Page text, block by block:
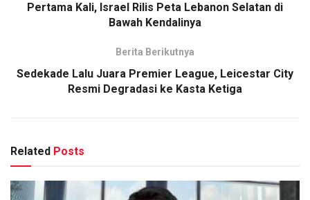
Pertama Kali, Israel Rilis Peta Lebanon Selatan di
Bawah Kendalinya
Berita Berikutnya
Sedekade Lalu Juara Premier League, Leicestar City
Resmi Degradasi ke Kasta Ketiga
Related Posts